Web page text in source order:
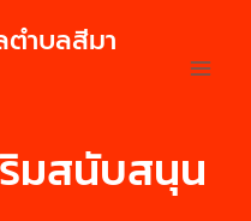
ตำบลสีมา
มสนับสนุน